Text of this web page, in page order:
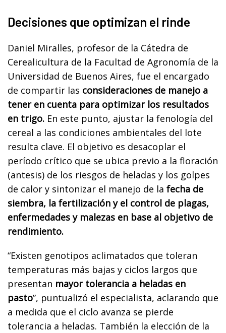
Decisiones que optimizan el rinde
Daniel Miralles, profesor de la Cátedra de
Cerealicultura de la Facultad de Agronomía de la
Universidad de Buenos Aires, fue el encargado
de compartir las consideraciones de manejo a
tener en cuenta para optimizar los resultados
en trigo. En este punto, ajustar la fenología del
cereal a las condiciones ambientales del lote
resulta clave. El objetivo es desacoplar el
período crítico que se ubica previo a la floración
(antesis) de los riesgos de heladas y los golpes
de calor y sintonizar el manejo de la fecha de
siembra, la fertilización y el control de plagas,
enfermedades y malezas en base al objetivo de
rendimiento.
“Existen genotipos aclimatados que toleran
temperaturas más bajas y ciclos largos que
presentan mayor tolerancia a heladas en
pasto”, puntualizó el especialista, aclarando que
a medida que el ciclo avanza se pierde
tolerancia a heladas. También la elección de la